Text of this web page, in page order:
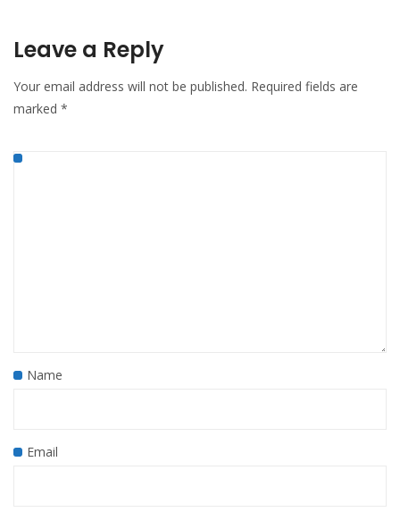
Leave a Reply
Your email address will not be published. Required fields are
marked *
Name
Email